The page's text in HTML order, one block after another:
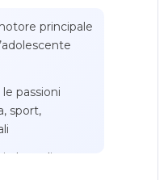
principale
passioni
sport,
leve di